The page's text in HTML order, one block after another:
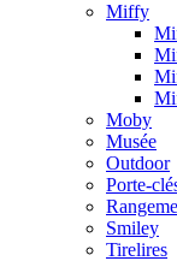
Miffy
Moby
Musée
Outdoor
Porte-
Smiley
Tirelires